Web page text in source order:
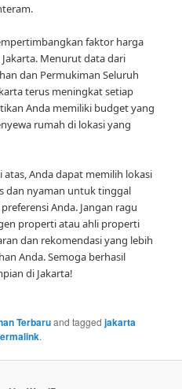
faktor harga
Menurut data dari
dan Permukiman Seluruh
terus meningkat setiap
Anda memiliki budget yang
rumah di lokasi yang
Anda dapat memilih lokasi
dan nyaman untuk tinggal
Anda. Jangan ragu
properti atau ahli properti
dan rekomendasi yang lebih
Anda. Semoga berhasil
di Jakarta!
Terbaruand taggedjakarta
.